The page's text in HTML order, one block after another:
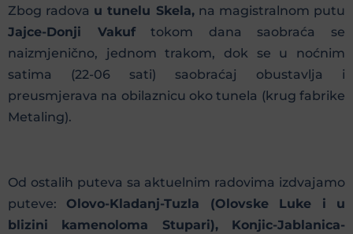
Zbog radova u tunelu Skela,na magistralnom putu
Jajce-Donji Vakuftokom dana saobraća se
naizmjenično, jednom trakom, dok se u noćnim
satima (22-06 sati) saobraćaj obustavlja i
preusmjerava na obilaznicu oko tunela (krug fabrike
Metaling).
Od ostalih puteva sa aktuelnim radovima izdvajamo
puteve: Olovo-Kladanj-Tuzla (Olovske Luke i u
blizini kamenoloma Stupari), Konjic-Jablanica-